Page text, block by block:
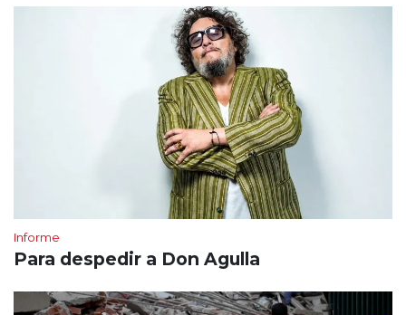
Informe
Para despedir a Don Agulla